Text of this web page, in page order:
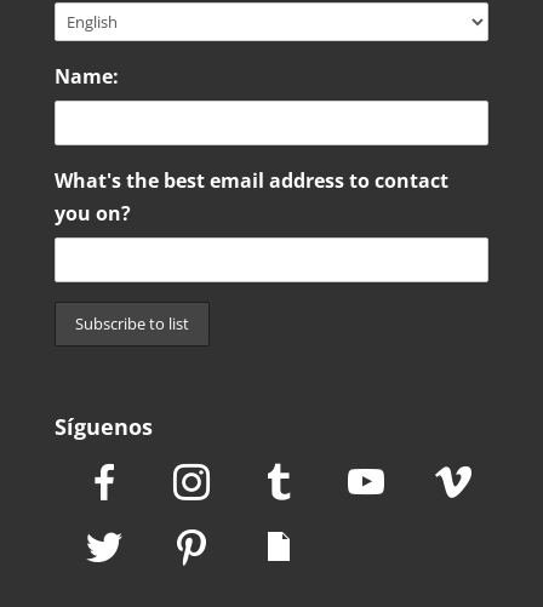
Name:
What's the best email address to contact
you on?
Síguenos